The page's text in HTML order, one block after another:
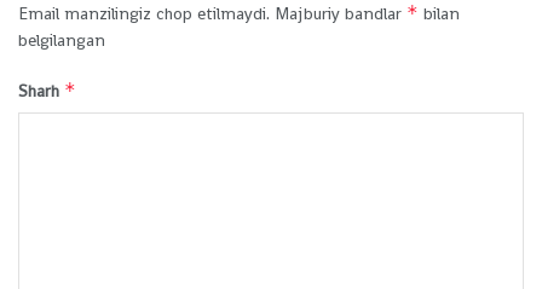
Email manzilingiz chop etilmaydi. Majburiy bandlar * bilan
belgilangan
Sharh *